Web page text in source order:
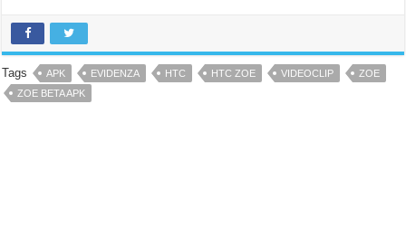
Tags APK EVIDENZA HTC HTC ZOE VIDEOCLIP
ZOE
ZOE BETA APK